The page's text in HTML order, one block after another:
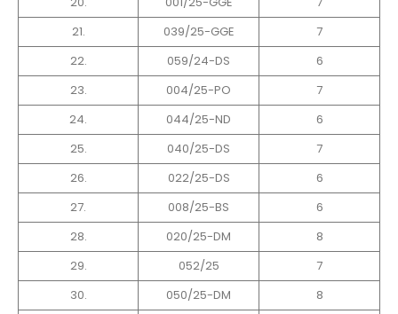
21.
039/25-GGE
7
22.
059/24-DS
6
23.
004/25-PO
7
24.
044/25-ND
6
25.
040/25-DS
7
26.
022/25-DS
6
27.
008/25-BS
6
28.
020/25-DM
8
29.
052/25
7
30.
050/25-DM
8